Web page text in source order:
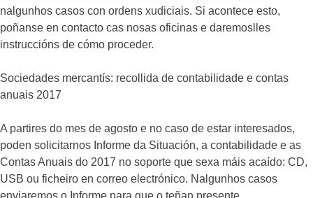
nalgunhos casos con ordens xudiciais. Si acontece esto,
poñanse en contacto cas nosas oficinas e daremoslles
instruccións de cómo proceder.
Sociedades mercantís: recollida de contabilidade e contas
anuais 2017
A partires do mes de agosto e no caso de estar interesados,
poden solicitarnos Informe da Situación, a contabilidade e as
Contas Anuais do 2017 no soporte que sexa máis acaído: CD,
USB ou ficheiro en correo electrónico. Nalgunhos casos
enviaremos o Informe para que o teñan presente.